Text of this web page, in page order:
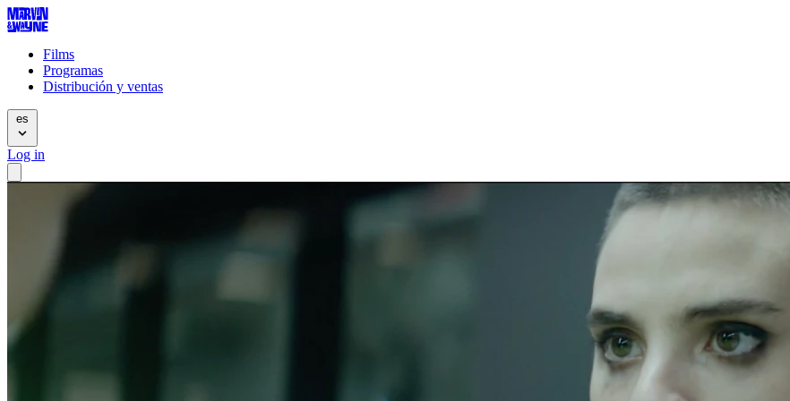
Films
Programas
Distribución y ventas
es
Log in